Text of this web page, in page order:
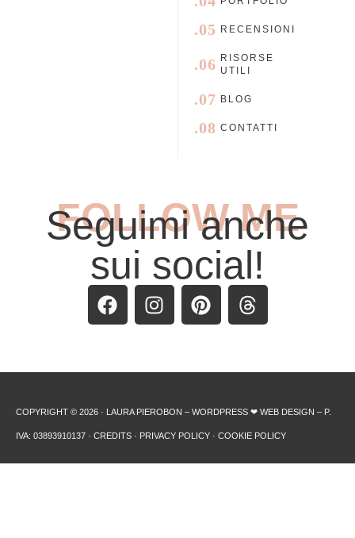
.05 RECENSIONI
.06 RISORSE
UTILI
.07 BLOG
.08 CONTATTI
FOLLOW ME
Seguimi anche
sui social!
COPYRIGHT © 2026 · LAURA PIEROBON – WORDPRESS ❤︎ WEB DESIGN – P.
IVA: 03893910137 · CREDITS · PRIVACY POLICY · COOKIE POLICY